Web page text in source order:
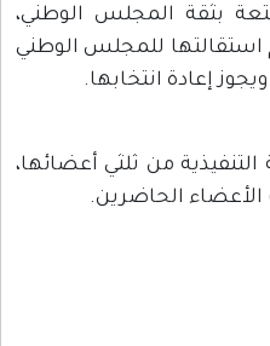
بثقة المجلس الوطني،
استقالتها للمجلس الوطني
إعادة انتخابها.
من ثلثي أعضائها،
الأعضاء الحاضرين.